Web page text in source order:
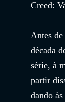
Creed:
Antes
década
série, à
partir
dando